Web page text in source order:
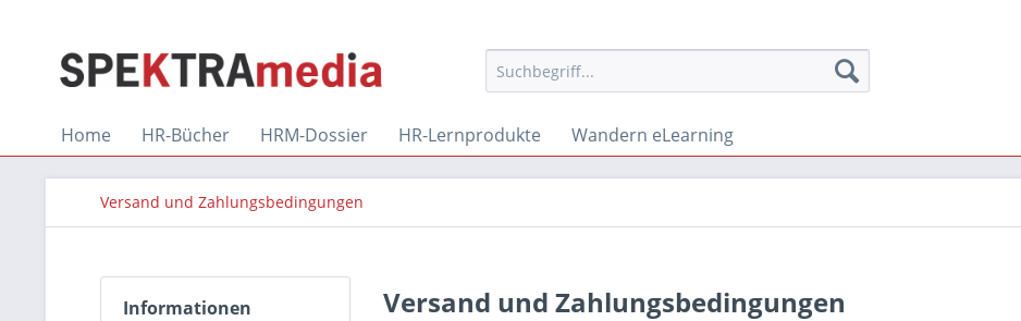
Home HR-Bücher HRM-Dossier HR-Lernprodukte Wandern eLearning
Versand und Zahlungsbedingungen
Informationen Versand und Zahlungsbedingungen